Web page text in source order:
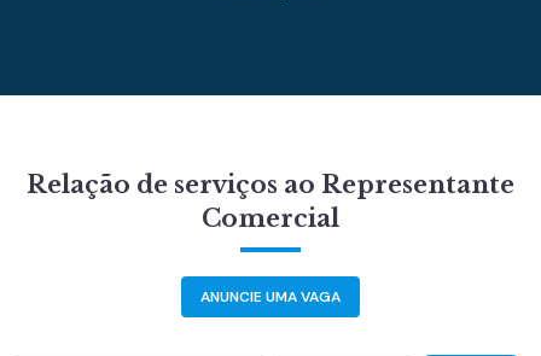
Relação de serviços ao Representante
Comercial
ANUNCIE UMA VAGA